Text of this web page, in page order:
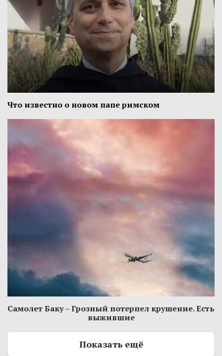
Что известно о новом папе римском
Самолет Баку – Грозный потерпел крушение. Есть
выжившие
Показать ещё